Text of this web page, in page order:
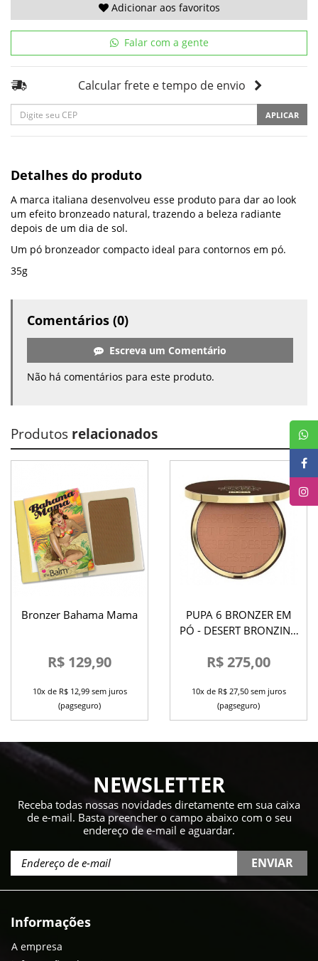
Adicionar aos favoritos
Falar com a gente
Calcular frete e tempo de envio
APLICAR
Detalhes do produto
A marca italiana desenvolveu esse produto para dar ao look
um efeito bronzeado natural, trazendo a beleza radiante
depois de um dia de sol.
Um pó bronzeador compacto ideal para contornos em pó.
35g
Comentários (0)
Escreva um Comentário
Não há comentários para este produto.
Produtos relacionados
Bronzer Bahama Mama
R$ 129,90
10x de R$ 12,99 sem juros
(pagseguro)
PUPA 6 BRONZER EM
PÓ - DESERT BRONZING
R$ 275,00
10x de R$ 27,50 sem juros
(pagseguro)
NEWSLETTER
Receba todas nossas novidades diretamente em sua caixa
de e-mail. Basta preencher o campo abaixo com o seu
endereço de e-mail e aguardar.
ENVIAR
Informações
A empresa